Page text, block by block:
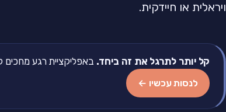
ויראלית או חיידקית.
קל יותר לתרגל את זה ביחד. באפליקציית רגע מחכים לך
לנסות עכשיו ←